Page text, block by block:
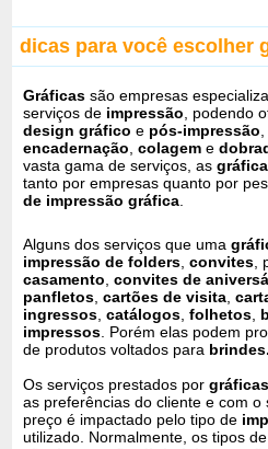
dicas para você escolher
Gráficassão empresas
serviços de impressão , podendo
design gráfico e pós-impressão
encadernação ,colageme
vasta gama de serviços, as
tanto por empresas quanto por
de impressão gráfica
Alguns dos serviços que uma
impressão de folders ,convites
casamento ,convites de
panfletos ,cartões de visita ,
ingressos ,catálogos ,folhetos
impressos . Porém elas podem
de produtos voltados para brindes.
Os serviços prestados por
as preferências do cliente e com
preço é impactado pelo tipo de
utilizado. Normalmente, os tipos de